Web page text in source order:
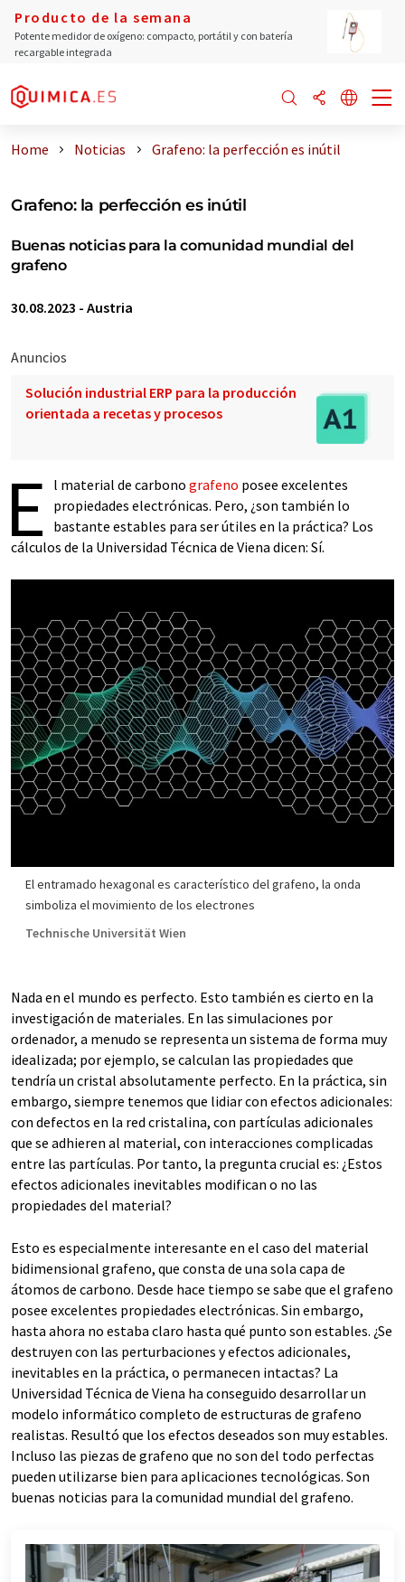
Producto de la semana
Potente medidor de oxígeno: compacto, portátil y con batería
recargable integrada
Home Noticias Grafeno: la perfección es inútil
Grafeno: la perfección es inútil
Buenas noticias para la comunidad mundial del
grafeno
30.08.2023 - Austria
Anuncios
Solución industrial ERP para la producción
orientada a recetas y procesos
E l material de carbono grafeno posee excelentes
propiedades electrónicas. Pero, ¿son también lo
bastante estables para ser útiles en la práctica? Los
cálculos de la Universidad Técnica de Viena dicen: Sí.
El entramado hexagonal es característico del grafeno, la onda
simboliza el movimiento de los electrones
Technische Universität Wien
Nada en el mundo es perfecto. Esto también es cierto en la
investigación de materiales. En las simulaciones por
ordenador, a menudo se representa un sistema de forma muy
idealizada; por ejemplo, se calculan las propiedades que
tendría un cristal absolutamente perfecto. En la práctica, sin
embargo, siempre tenemos que lidiar con efectos adicionales:
con defectos en la red cristalina, con partículas adicionales
que se adhieren al material, con interacciones complicadas
entre las partículas. Por tanto, la pregunta crucial es: ¿Estos
efectos adicionales inevitables modifican o no las
propiedades del material?
Esto es especialmente interesante en el caso del material
bidimensional grafeno, que consta de una sola capa de
átomos de carbono. Desde hace tiempo se sabe que el grafeno
posee excelentes propiedades electrónicas. Sin embargo,
hasta ahora no estaba claro hasta qué punto son estables. ¿Se
destruyen con las perturbaciones y efectos adicionales,
inevitables en la práctica, o permanecen intactas? La
Universidad Técnica de Viena ha conseguido desarrollar un
modelo informático completo de estructuras de grafeno
realistas. Resultó que los efectos deseados son muy estables.
Incluso las piezas de grafeno que no son del todo perfectas
pueden utilizarse bien para aplicaciones tecnológicas. Son
buenas noticias para la comunidad mundial del grafeno.